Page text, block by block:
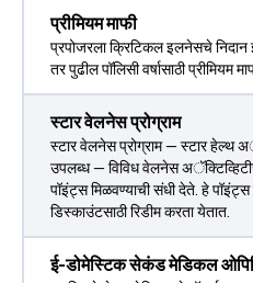
प्रीमियम माफी
प्रपोजरला क्रिटिकल इलनेसचे निदान
तर पुढील पॉलिसी वर्षासाठी प्रीमियम
स्टार वेलनेस प्रोग्राम
स्टार वेलनेस प्रोग्राम — स्टार
उपलब्ध — विविध वेलनेस
पॉइंट्स मिळवण्याची संधी देते. हे
डिस्काउंटसाठी रिडीम करता येतात.
ई-डोमेस्टिक सेकंड मेडिकल